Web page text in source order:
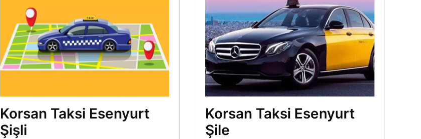
Korsan Taksi Esenyurt
Şişli
Korsan Taksi Esenyurt
Şile